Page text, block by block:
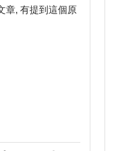
章, 有提到這個原